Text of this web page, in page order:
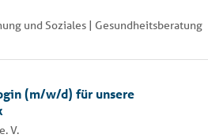
und Soziales | Gesundheitsberatung
(m/w/d) für unsere
V.